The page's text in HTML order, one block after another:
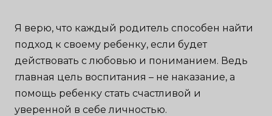
Я верю, что каждый родитель способен найти
подход к своему ребенку, если будет
действовать с любовью и пониманием. Ведь
главная цель воспитания – не наказание, а
помощь ребенку стать счастливой и
уверенной в себе личностью.